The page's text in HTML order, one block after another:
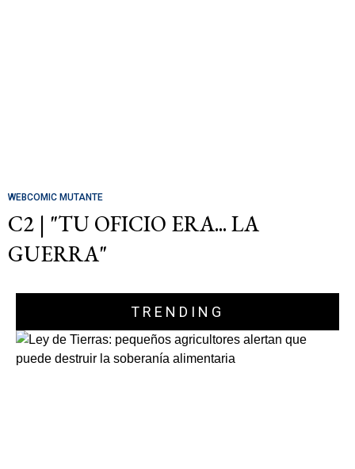
WEBCOMIC MUTANTE
C2 | "TU OFICIO ERA... LA
GUERRA"
TRENDING